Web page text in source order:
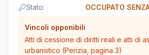
Stato: OCCUPATO
Vincoli opponibili
Atti di cessione di diritti reali e atti di
urbanistico (Perizia, pagina 3)